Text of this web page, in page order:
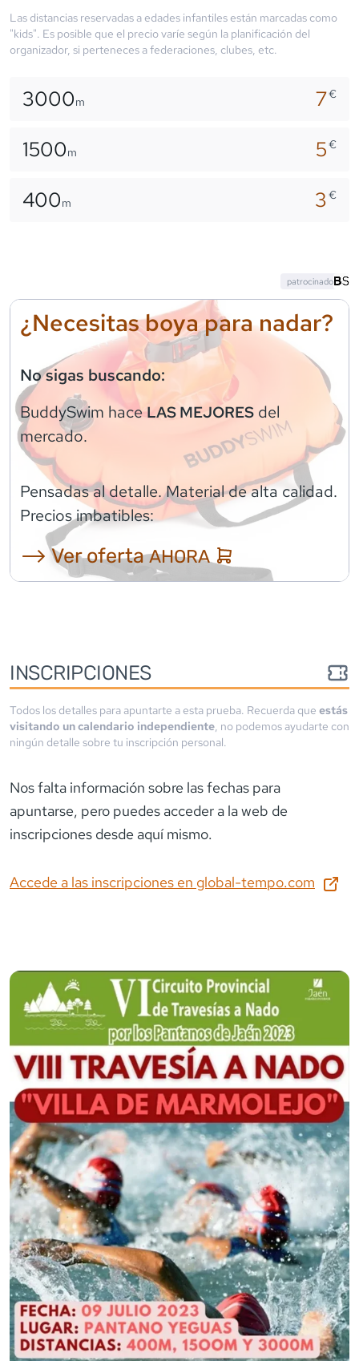
Las distancias reservadas a edades infantiles están marcadas como
"kids". Es posible que el precio varíe según la planificación del
organizador, si perteneces a federaciones, clubes, etc.
3000m 7€
1500m 5€
400m 3€
¿Necesitas boya para nadar?
No sigas buscando:
BuddySwim haceLAS MEJORES del
mercado.
Pensadas al detalle. Material de alta calidad.
Precios imbatibles:
⟶ Ver ofertaAHORA
patrocinado
INSCRIPCIONES
Todos los detalles para apuntarte a esta prueba. Recuerda que estás
visitando un calendario independiente, no podemos ayudarte con
ningún detalle sobre tu inscripción personal.
Nos falta información sobre las fechas para
apuntarse, pero puedes acceder a la web de
inscripciones desde aquí mismo.
Accede a las inscripciones en global-tempo.com